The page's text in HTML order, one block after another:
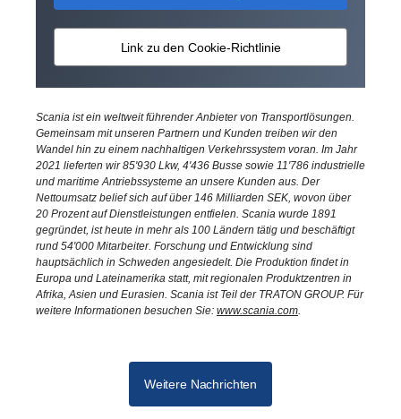
Link zu den Cookie-Richtlinie
Scania ist ein weltweit führender Anbieter von Transportlösungen.
Gemeinsam mit unseren Partnern und Kunden treiben wir den
Wandel hin zu einem nachhaltigen Verkehrssystem voran. Im Jahr
2021 lieferten wir 85'930 Lkw, 4'436 Busse sowie 11'786 industrielle
und maritime Antriebssysteme an unsere Kunden aus. Der
Nettoumsatz belief sich auf über 146 Milliarden SEK, wovon über
20 Prozent auf Dienstleistungen entfielen. Scania wurde 1891
gegründet, ist heute in mehr als 100 Ländern tätig und beschäftigt
rund 54'000 Mitarbeiter. Forschung und Entwicklung sind
hauptsächlich in Schweden angesiedelt. Die Produktion findet in
Europa und Lateinamerika statt, mit regionalen Produktzentren in
Afrika, Asien und Eurasien. Scania ist Teil der TRATON GROUP. Für
weitere Informationen besuchen Sie: www.scania.com.
Weitere Nachrichten